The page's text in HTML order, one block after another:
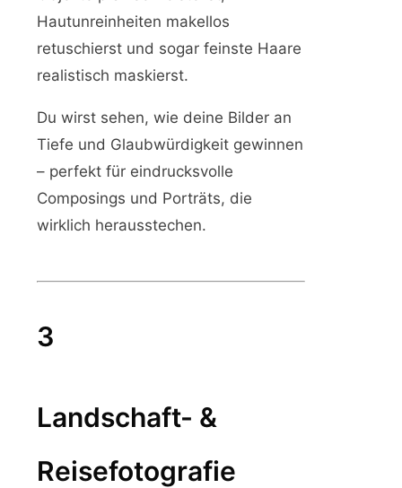
Hautunreinheiten makellos
retuschierst und sogar feinste Haare
realistisch maskierst.
Du wirst sehen, wie deine Bilder an
Tiefe und Glaubwürdigkeit gewinnen
– perfekt für eindrucksvolle
Composings und Porträts, die
wirklich herausstechen.
3
Landschaft- &
Reisefotografie